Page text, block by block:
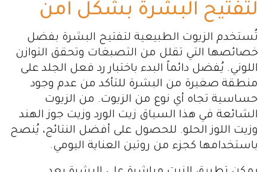
لتفتيح البشرة بشكل آمن
تُستخدم الزيوت الطبيعية لتفتيح البشرة بفضل
خصائصها التي تقلل من التصبغات وتحقق التوازن
اللوني. يُفضل دائماً البدء باختبار رد فعل الجلد على
منطقة صغيرة من البشرة للتأكد من عدم وجود
حساسية تجاه أي نوع من الزيوت. من الزيوت
الشائعة في هذا السياق زيت الورد وزيت جوز الهند
وزيت اللوز الحلو. للحصول على أفضل النتائج، يُنصح
باستخدامها كجزء من روتين العناية اليومي.